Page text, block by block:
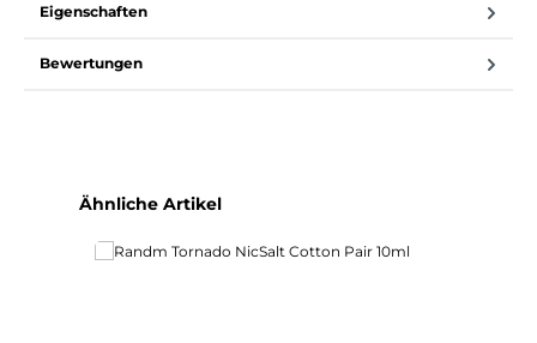
Eigenschaften
Bewertungen
Produktgalerie überspringen
Ähnliche Artikel